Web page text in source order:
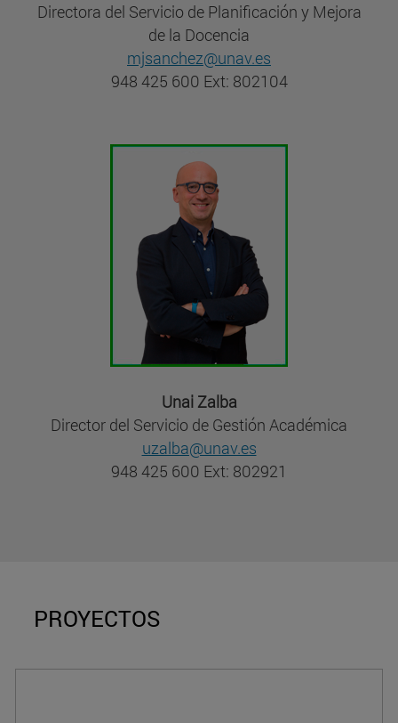
Directora del Servicio de Planificación y Mejora
de la Docencia
mjsanchez@unav.es
948 425 600 Ext: 802104
Unai Zalba
Director del Servicio de Gestión Académica
uzalba@unav.es
948 425 600 Ext: 802921
PROYECTOS